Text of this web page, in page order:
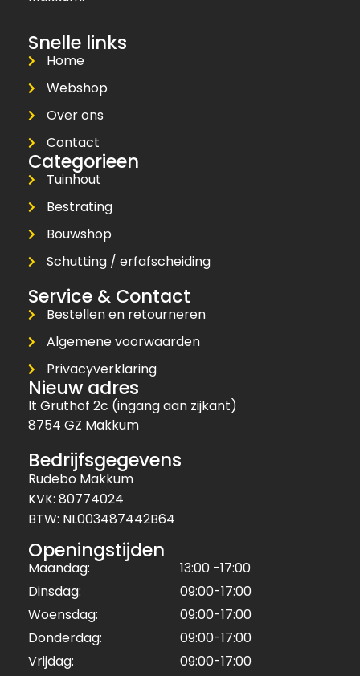
Snelle links
Home
Webshop
Over ons
Contact
Categorieen
Tuinhout
Bestrating
Bouwshop
Schutting / erfafscheiding
Service & Contact
Bestellen en retourneren
Algemene voorwaarden
Privacyverklaring
Nieuw adres
It Gruthof 2c (ingang aan zijkant)
8754 GZ Makkum
Bedrijfsgegevens
Rudebo Makkum
KVK: 80774024
BTW: NL003487442B64
Openingstijden
Maandag:
13:00 -17:00
Dinsdag:
09:00-17:00
Woensdag:
09:00-17:00
Donderdag:
09:00-17:00
Vrijdag:
09:00-17:00